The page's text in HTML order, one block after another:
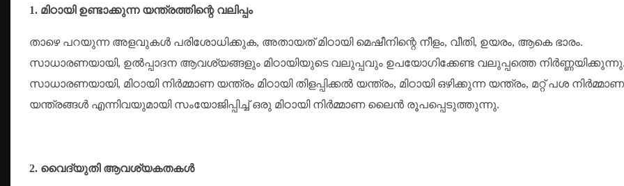
1. മിഠായി ഉണ്ടാക്കുന്ന യന്ത്രത്തിന്റെ വലിപ്പം
താഴെ പറയുന്ന അളവുകൾ പരിശോധിക്കുക, അതായത് മിഠായി മെഷീനിന്റെ നീളം, വീതി, ഉയരം, ആകെ ഭാരം.
സാധാരണയായി, ഉൽപ്പാദന ആവശ്യങ്ങളും മിഠായിയുടെ വലുപ്പവും ഉപയോഗിക്കേണ്ട വലുപ്പത്തെ നിർണ്ണയിക്കുന്നു.
സാധാരണയായി, മിഠായി നിർമ്മാണ യന്ത്രം മിഠായി തിളപ്പിക്കൽ യന്ത്രം, മിഠായി ഒഴിക്കുന്ന യന്ത്രം, മറ്റ് പശ നിർമ്മാണ
യന്ത്രങ്ങൾ എന്നിവയുമായി സംയോജിപ്പിച്ച് ഒരു മിഠായി നിർമ്മാണ ലൈൻ രൂപപ്പെടുത്തുന്നു.
2. വൈദ്യുതി ആവശ്യകതകൾ